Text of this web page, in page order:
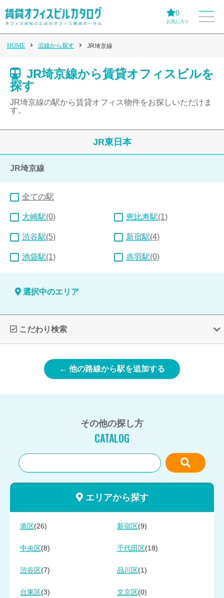
0
お気に入り
HOME 沿線から探す JR埼京線
JR埼京線から賃貸オフィスビルを
探す
JR埼京線の駅から賃貸オフィス物件をお探しいただけま
す。
JR東日本
JR埼京線
全ての駅
大崎駅(0) 恵比寿駅(1)
渋谷駅(5) 新宿駅(4)
池袋駅(1) 赤羽駅(0)
選択中のエリア
こだわり検索
← 他の路線から駅を追加する
その他の探し方
CATALOG
エリアから探す
港区 (26) 新宿区 (9)
中央区 (8) 千代田区 (18)
渋谷区 (7) 品川区 (1)
台東区 (3) 文京区 (0)